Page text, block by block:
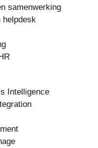
samenwerking
helpdesk
Intelligence